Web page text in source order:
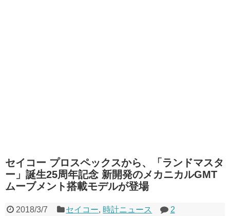
セイコー プロスペックスから、「ランドマスタ
ー」誕生25周年記念 新開発のメカニカルGMT
ムーブメント搭載モデルが登場
2018/3/7 セイコー, 時計ニュース 2